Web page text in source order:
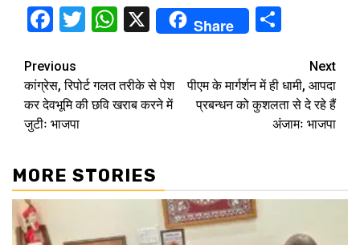
Facebook
TwitterWhatsApp
X Share
Continue
Reading
Previous
कांग्रेस, रिपोर्ट गलत तरीके से पेश
कर देवभूमि की छवि खराब करने में
जुटीः भाजपा
Next
पीएम के मार्गर्शन में ही धामी, आपदा
प्रबन्धन को कुशलता से दे रहे हैं
अंजामः भाजपा
MORE STORIES